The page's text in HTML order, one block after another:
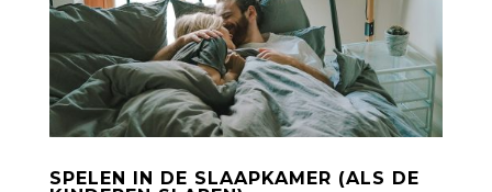
SPELEN IN DE SLAAPKAMER (ALS DE